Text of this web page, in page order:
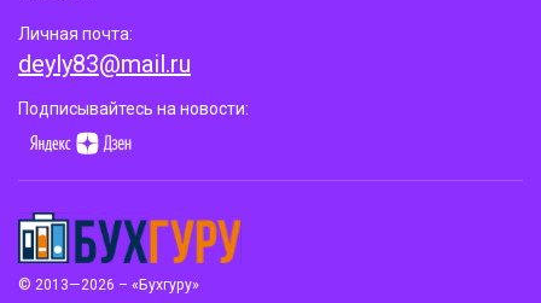
© 2013—2026 – «Бухгуру»
Личная почта:
deyly83@mail.ru
Подписывайтесь на новости: